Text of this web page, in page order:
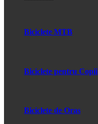
Biciclete MTB
Biciclete pentru Copii
Biciclete de Oras